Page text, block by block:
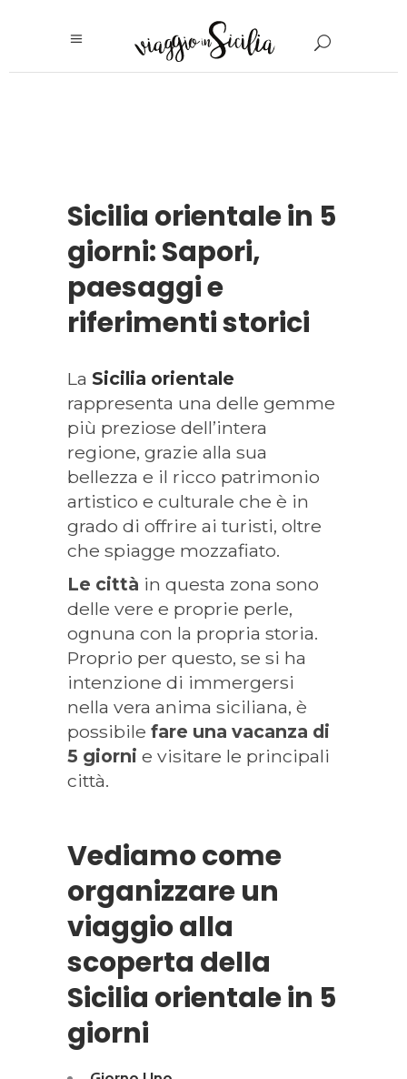
Sicilia orientale in 5
giorni: Sapori,
paesaggi e
riferimenti storici
La Sicilia orientale
rappresenta una delle gemme
più preziose dell’intera
regione, grazie alla sua
bellezza e il ricco patrimonio
artistico e culturale che è in
grado di offrire ai turisti, oltre
che spiagge mozzafiato.
Le città in questa zona sono
delle vere e proprie perle,
ognuna con la propria storia.
Proprio per questo, se si ha
intenzione di immergersi
nella vera anima siciliana, è
possibile fare una vacanza di
5 giorni e visitare le principali
città.
Vediamo come
organizzare un
viaggio alla
scoperta della
Sicilia orientale in 5
giorni